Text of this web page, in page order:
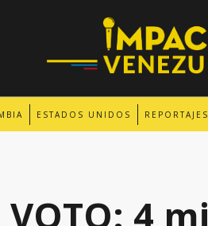
ESTADOS UNIDOS REPORTAJES
VOTO: 4